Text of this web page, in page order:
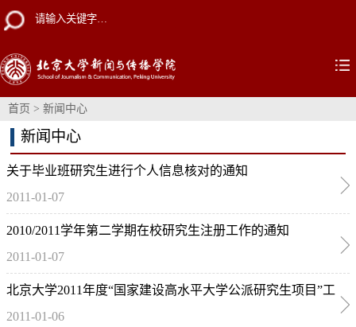
首页 > 新闻中心
新闻中心
关于毕业班研究生进行个人信息核对的通知
2011-01-07
2010/2011学年第二学期在校研究生注册工作的通知
2011-01-07
北京大学2011年度“国家建设高水平大学公派研究生项目”工
作通知
2011-01-06